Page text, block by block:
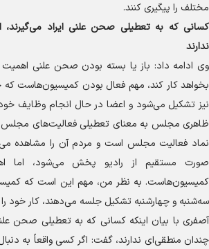
مختلف را پیگیری کنند.
کسانی که به تعطیلی صحن علنی ایراد می‌گیرند،
ندارند
وی ادامه داد: باز یا بسته بودن صحن علنی
بخواهد کار کند، مهم فعال بودن کمیسیون‌هاست
نیز تشکیل می‌شود و اعضا در حال انجام وظایف خود
ظاهری مجلس به معنای تعطیلی فعالیت‌های
نماد فعالیت مجلس است و مردم آن را مشاهده
صورت مستقیم از رادیو پخش می‌شود، اما
کمیسیون‌هاست. به نظر من، مهم این است که
سه‌شنبه و چهارشنبه تشکیل جلسه می‌دهند، کار خود
آصفری با بیان اینکه کسانی که به تعطیلی صحن
چندان منطقی‌ای ندارند، گفت: اگر کسی واقعاً به